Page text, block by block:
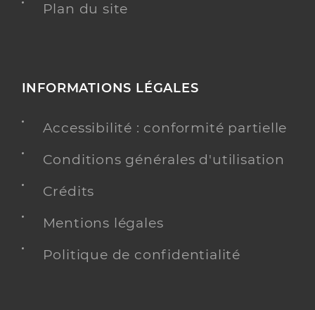
Plan du site
INFORMATIONS LÉGALES
Accessibilité : conformité partielle
Conditions générales d'utilisation
Crédits
Mentions légales
Politique de confidentialité